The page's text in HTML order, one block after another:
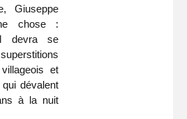
Giuseppe
chose :
devra se
et
dévalent
à la nuit